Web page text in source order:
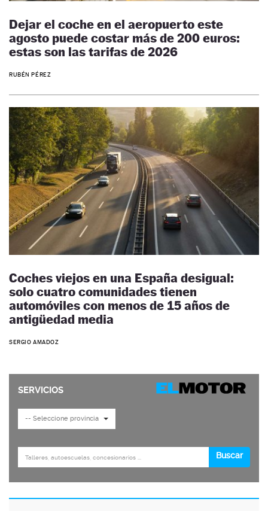
Dejar el coche en el aeropuerto este
agosto puede costar más de 200 euros:
estas son las tarifas de 2026
RUBÉN PÉREZ
Coches viejos en una España desigual:
solo cuatro comunidades tienen
automóviles con menos de 15 años de
antigüedad media
SERGIO AMADOZ